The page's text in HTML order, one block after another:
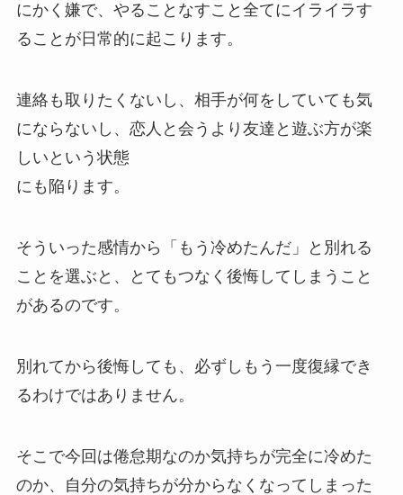
にかく嫌で、やることなすこと全てにイライラす
ることが日常的に起こります。
連絡も取りたくないし、相手が何をしていても気
にならないし、恋人と会うより友達と遊ぶ方が楽
しいという状態
にも陥ります。
そういった感情から「もう冷めたんだ」と別れる
ことを選ぶと、とてもつなく後悔してしまうこと
があるのです。
別れてから後悔しても、必ずしもう一度復縁でき
るわけではありません。
そこで今回は倦怠期なのか気持ちが完全に冷めた
のか、自分の気持ちが分からなくなってしまった